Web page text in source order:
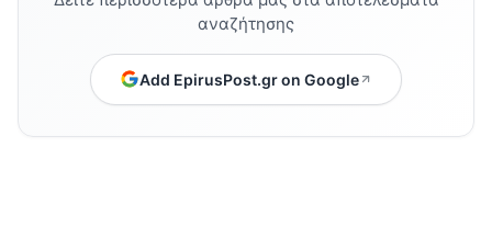
αναζήτησης
Add EpirusPost.gr on Google